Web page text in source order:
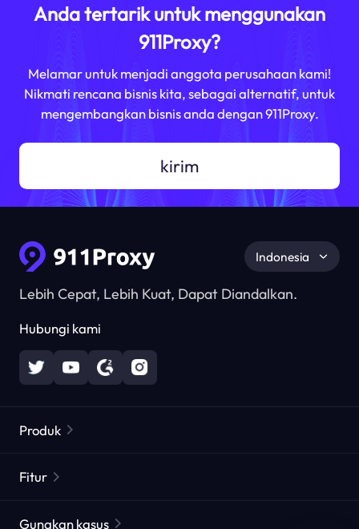
Anda tertarik untuk menggunakan
911Proxy?
Melamar untuk menjadi anggota perusahaan kami!
Nikmati rencana bisnis kita, sebagai alternatif, untuk
mengembangkan bisnis anda dengan 911Proxy.
kirim
Lebih Cepat, Lebih Kuat, Dapat Diandalkan.
Hubungi kami
Indonesia
Produk
Proxy Perumahan Statis
Fitur
Gunakan kasus